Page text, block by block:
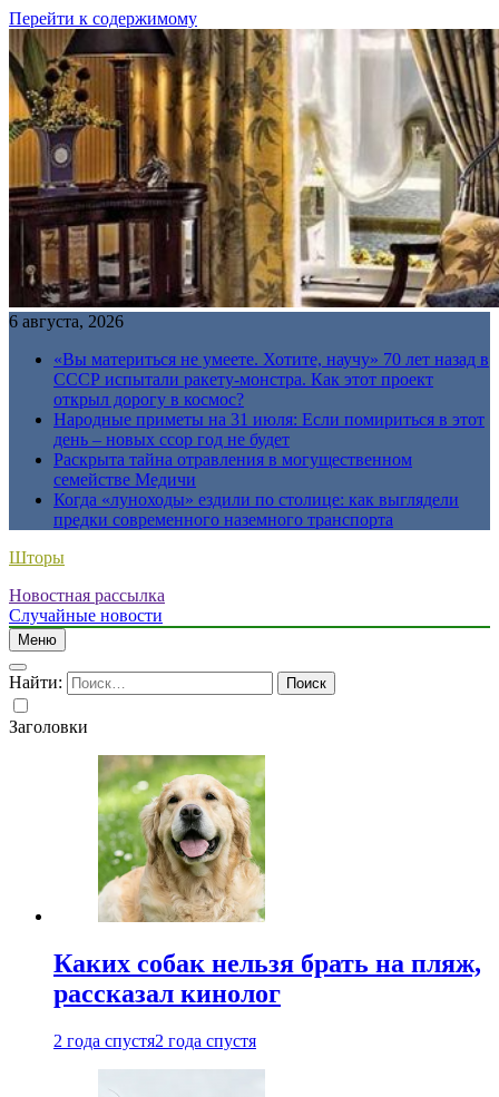
Перейти к содержимому
6 августа, 2026
«Вы материться не умеете. Хотите, научу» 70 лет назад в
СССР испытали ракету-монстра. Как этот проект
открыл дорогу в космос?
Народные приметы на 31 июля: Если помириться в этот
день – новых ссор год не будет
Раскрыта тайна отравления в могущественном
семействе Медичи
Когда «луноходы» ездили по столице: как выглядели
предки современного наземного транспорта
Шторы
Новостная рассылка
Случайные новости
Меню
Найти:
Заголовки
Каких собак нельзя брать на пляж,
рассказал кинолог
2 года спустя2 года спустя